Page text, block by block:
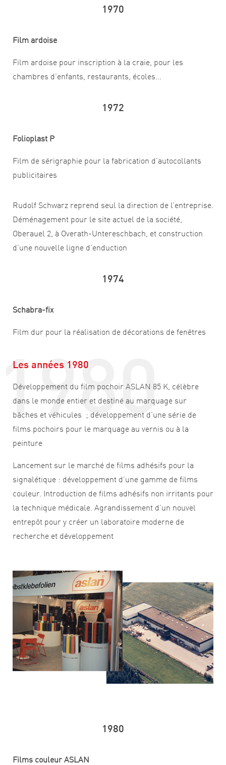
1970
Film ardoise
Film ardoise pour inscription à la craie, pour les
chambres d’enfants, restaurants, écoles...
1972
Folioplast P
Film de sérigraphie pour la fabrication d’autocollants
publicitaires
Rudolf Schwarz reprend seul la direction de l’entreprise.
Déménagement pour le site actuel de la société,
Oberauel 2, à Overath-Untereschbach, et construction
d’une nouvelle ligne d’enduction
1974
Schabra-fix
Film dur pour la réalisation de décorations de fenêtres
Les années 1980
Développement du film pochoir ASLAN 85 K, célèbre
dans le monde entier et destiné au marquage sur
bâches et véhicules ; développement d’une série de
films pochoirs pour le marquage au vernis ou à la
peinture
Lancement sur le marché de films adhésifs pour la
signalétique : développement d’une gamme de films
couleur. Introduction de films adhésifs non irritants pour
la technique médicale. Agrandissement d’un nouvel
entrepôt pour y créer un laboratoire moderne de
recherche et développement
1980
Films couleur ASLAN